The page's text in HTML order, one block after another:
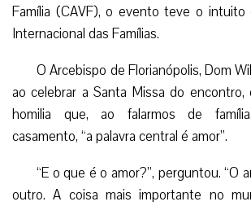
Família (CAVF), o evento teve o intuito
Internacional das Famílias.
O Arcebispo de Florianópolis, Dom
ao celebrar a Santa Missa do encontro,
homilia que, ao falarmos de
casamento, “a palavra central é amor”.
“E o que é o amor?”, perguntou. “O
outro. A coisa mais importante no